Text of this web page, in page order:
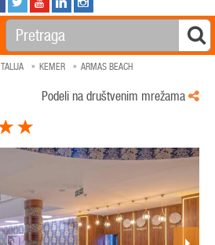
KEMER ARMAS BEACH
Podeli na društvenim mrežama